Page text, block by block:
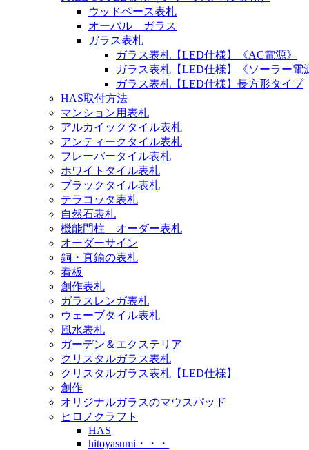
ウッドベース表札
オーバル ガラス
ガラス表札
ガラス表札【LED仕様】《AC電源》
ガラス表札【LED仕様】《ソーラー電
ガラス表札【LED仕様】長方形タイプ
HAS取付方法
マンション用表札
アルカイックタイル表札
アンティークタイル表札
フレーバータイル表札
ホワイトタイル表札
ブラックタイル表札
テラコッタ表札
自然石表札
機能門柱 オーダー表札
オーダーサイン
銅・真鍮の表札
看板
創作表札
ガラスレンガ表札
ウェーブタイル表札
風水表札
ガーデン＆エクステリア
クリスタルガラス表札
クリスタルガラス表札【LED仕様】
創作
オリジナルガラスのマウスパッド
ヒロノクラフト
HAS
hitoyasumi・・・